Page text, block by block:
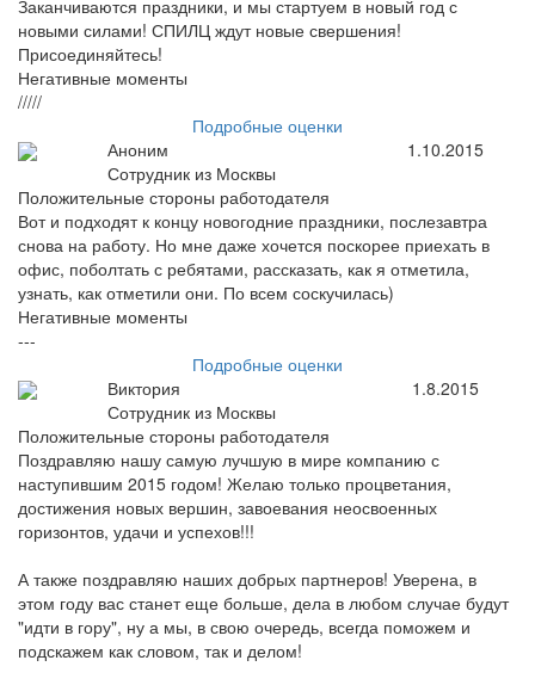
Заканчиваются праздники, и мы стартуем в новый год с
новыми силами! СПИЛЦ ждут новые свершения!
Присоединяйтесь!
Негативные моменты
/////
Подробные оценки
Аноним
Сотрудник из Москвы
1.10.2015
Положительные стороны работодателя
Вот и подходят к концу новогодние праздники, послезавтра
снова на работу. Но мне даже хочется поскорее приехать в
офис, поболтать с ребятами, рассказать, как я отметила,
узнать, как отметили они. По всем соскучилась)
Негативные моменты
---
Подробные оценки
Виктория
Сотрудник из Москвы
1.8.2015
Положительные стороны работодателя
Поздравляю нашу самую лучшую в мире компанию с
наступившим 2015 годом! Желаю только процветания,
достижения новых вершин, завоевания неосвоенных
горизонтов, удачи и успехов!!!
А также поздравляю наших добрых партнеров! Уверена, в
этом году вас станет еще больше, дела в любом случае будут
"идти в гору", ну а мы, в свою очередь, всегда поможем и
подскажем как словом, так и делом!